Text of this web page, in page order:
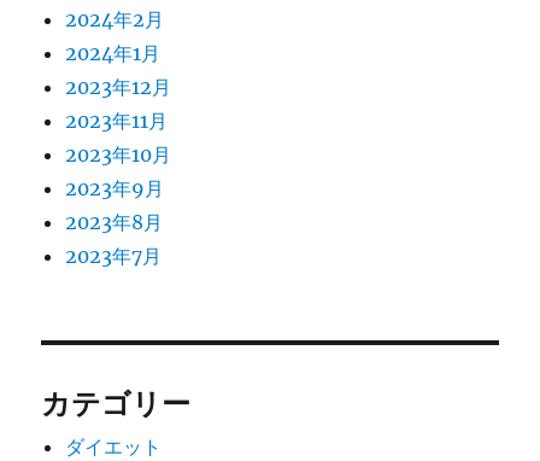
2024年2月
2024年1月
2023年12月
2023年11月
2023年10月
2023年9月
2023年8月
2023年7月
カテゴリー
ダイエット